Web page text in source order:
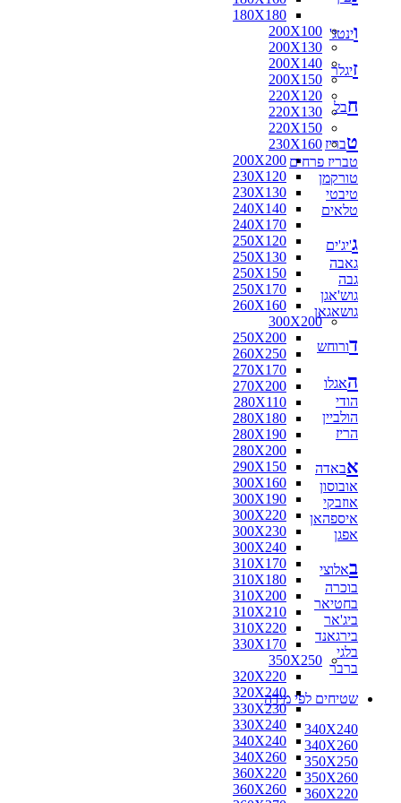
180X180
200X100
200X130
200X140
200X150
220X120
220X130
220X150
230X160
200X200
230X120
230X130
240X140
240X170
250X120
250X130
250X150
250X170
260X160
300X200
250X200
260X250
270X170
270X200
280X110
280X180
280X190
280X200
290X150
300X160
300X190
300X220
300X230
300X240
310X170
310X180
310X200
310X210
310X220
330X170
350X250
320X220
320X240
330X230
330X240
340X240
340X260
360X220
360X260
וינטג'
זיגלר
חבל
טבריז
טבריז פרחים
טורקמן
טיבטי
טלאים
ג'יג'ים
גאבה
גבה
גוש'אגן
גושאגאן
דורוחש
האגלו
הודי
הולביין
הריז
אבאדה
אובוסון
אוזבקי
איספהאן
אפגן
באלוצי
בוכרה
בחטיאר
ביג'אר
בירגאנד
בלגי
ברבר
שטיחים לפי מידה
340X240
340X260
350X250
350X260
360X220